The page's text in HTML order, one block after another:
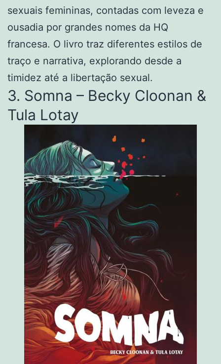
sexuais femininas, contadas com leveza e
ousadia por grandes nomes da HQ
francesa. O livro traz diferentes estilos de
traço e narrativa, explorando desde a
timidez até a libertação sexual.
3. Somna – Becky Cloonan &
Tula Lotay